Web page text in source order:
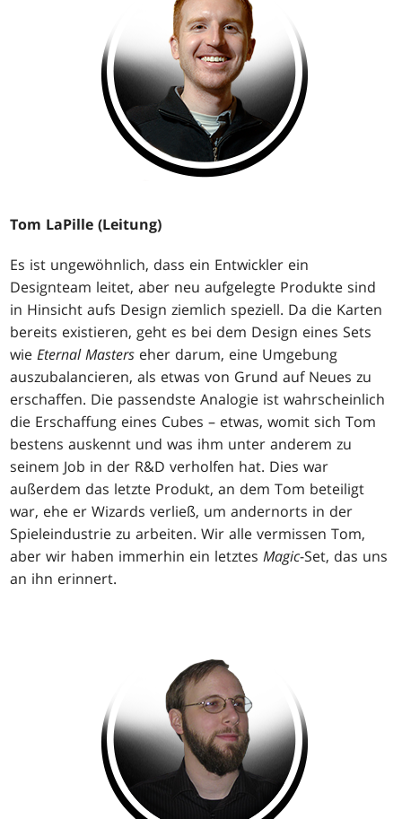
Tom LaPille (Leitung)
Es ist ungewöhnlich, dass ein Entwickler ein
Designteam leitet, aber neu aufgelegte Produkte sind
in Hinsicht aufs Design ziemlich speziell. Da die Karten
bereits existieren, geht es bei dem Design eines Sets
wieEternal Masters eher darum, eine Umgebung
auszubalancieren, als etwas von Grund auf Neues zu
erschaffen. Die passendste Analogie ist wahrscheinlich
die Erschaffung eines Cubes – etwas, womit sich Tom
bestens auskennt und was ihm unter anderem zu
seinem Job in der R&D verholfen hat. Dies war
außerdem das letzte Produkt, an dem Tom beteiligt
war, ehe er Wizards verließ, um andernorts in der
Spieleindustrie zu arbeiten. Wir alle vermissen Tom,
aber wir haben immerhin ein letztesMagic-Set, das uns
an ihn erinnert.